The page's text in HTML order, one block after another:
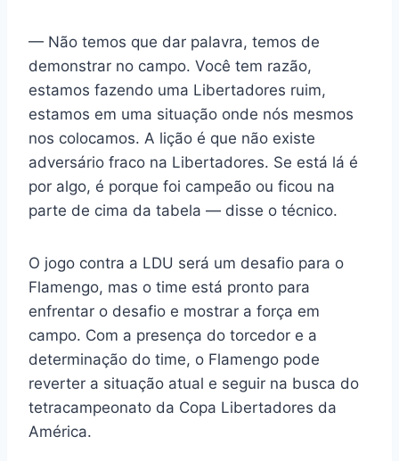
— Não temos que dar palavra, temos de
demonstrar no campo. Você tem razão,
estamos fazendo uma Libertadores ruim,
estamos em uma situação onde nós mesmos
nos colocamos. A lição é que não existe
adversário fraco na Libertadores. Se está lá é
por algo, é porque foi campeão ou ficou na
parte de cima da tabela — disse o técnico.
O jogo contra a LDU será um desafio para o
Flamengo, mas o time está pronto para
enfrentar o desafio e mostrar a força em
campo. Com a presença do torcedor e a
determinação do time, o Flamengo pode
reverter a situação atual e seguir na busca do
tetracampeonato da Copa Libertadores da
América.